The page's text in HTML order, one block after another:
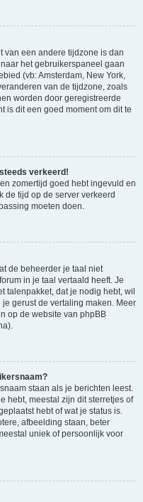
van een andere tijdzone is dan
het gebruikerspaneel gaan
(vb: Amsterdam, New York,
van de tijdzone, zoals
worden door geregistreerde
is dit een goed moment om dit te
verkeerd!
zomertijd goed hebt ingevuld en
de tijd op de server verkeerd
moeten doen.
de beheerder je taal niet
in je taal vertaald heeft. Je
talenpakket, dat je nodig hebt, wil
gerust de vertaling maken. Meer
op de website van phpBB
staan als je berichten leest.
hebt, meestal zijn dit sterretjes of
hebt of wat je status is.
afbeelding staan, beter
uniek of persoonlijk voor